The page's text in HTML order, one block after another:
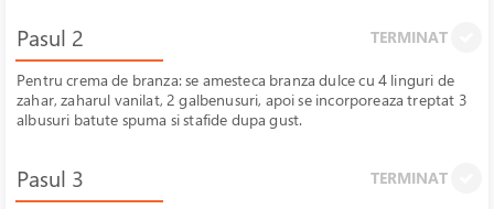
Pasul 2 TERMINAT
Pentru crema de branza: se amesteca branza dulce cu 4 linguri de
zahar, zaharul vanilat, 2 galbenusuri, apoi se incorporeaza treptat 3
albusuri batute spuma si stafide dupa gust.
Pasul 3 TERMINAT